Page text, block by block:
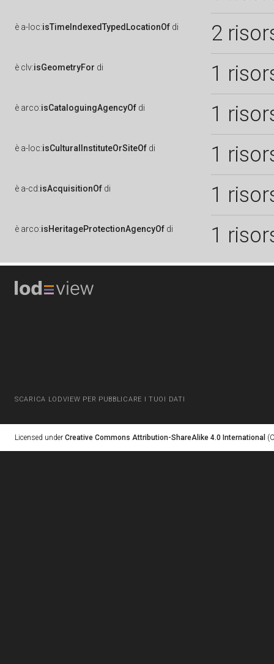
è a-loc:isTimeIndexedTypedLocationOf di 2
è clv:isGeometryFor di 1
è arco:isCataloguingAgencyOf di 1
è a-loc:isCulturalInstituteOrSiteOf di 1
è a-cd:isAcquisitionOf di 1
è arco:isHeritageProtectionAgencyOf di 1
SCARICA LODVIEW PER PUBBLICARE I TUOI DATI
Licensed under Creative Commons Attribution-ShareAlike 4.0 International